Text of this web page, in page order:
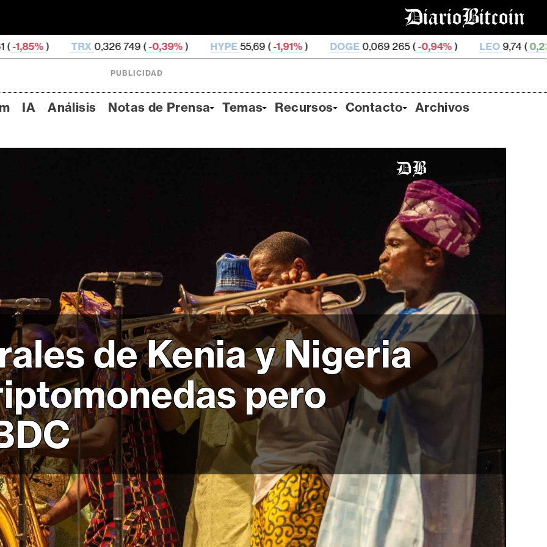
749 (-0,39%) HYPE55,69 (-1,91% DOGE0,069 265 ( -0,94%) LEO9,74 (0,23% ZEC503,91 (
PUBLICIDAD
IA Análisis Notas de Prensa Temas Recursos Contacto Archivos
de Kenia y Nigeria
pero